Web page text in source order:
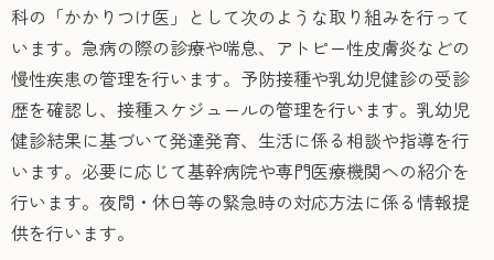
科の「かかりつけ医」として次のような取り組みを行って
います。急病の際の診療や喘息、アトピー性皮膚炎などの
慢性疾患の管理を行います。予防接種や乳幼児健診の受診
歴を確認し、接種スケジュールの管理を行います。乳幼児
健診結果に基づいて発達発育、生活に係る相談や指導を行
います。必要に応じて基幹病院や専門医療機関への紹介を
行います。夜間・休日等の緊急時の対応方法に係る情報提
供を行います。